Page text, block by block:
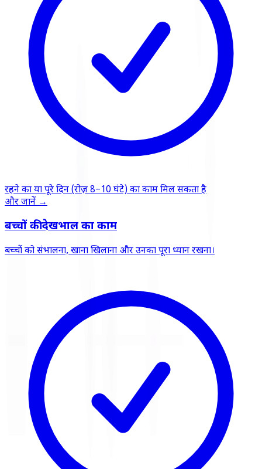
रहने का या पूरे दिन (रोज़ 8–10 घंटे) का काम मिल सकता है
और जानें→
बच्चों की देखभाल का काम
बच्चों को संभालना, खाना खिलाना और उनका पूरा ध्यान रखना।